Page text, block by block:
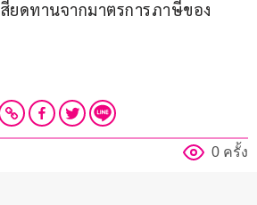
ยดทานจากมาตรการภาษีของ
0 ครั้ง